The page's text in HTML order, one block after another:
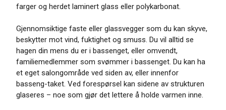
farger og herdet laminert glass eller polykarbonat.
Gjennomsiktige faste eller glassvegger som du kan skyve,
beskytter mot vind, fuktighet og smuss. Du vil alltid se
hagen din mens du er i bassenget, eller omvendt,
familiemedlemmer som svømmer i bassenget. Du kan ha
et eget salongområde ved siden av, eller innenfor
basseng-taket. Ved forespørsel kan sidene av strukturen
glaseres – noe som gjør det lettere å holde varmen inne.